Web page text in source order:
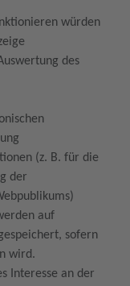
würden
des
(z. B. für die
der
auf
sofern
wird.
Interesse an der